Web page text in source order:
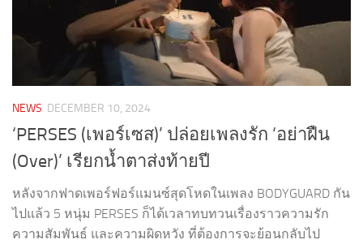
NEWS DECEMBER 10, 2024
‘PERSES (เพอร์เซส)’ ปล่อยเพลงรัก ‘อย่าฝืน
(Over)’ เรียกน้ำตาส่งท้ายปี
หลังจากฟาดเพอร์ฟอร์แมนซ์สุดโหดในเพลง BODYGUARD กัน
ไปแล้ว 5 หนุ่ม PERSES ก็ได้เวลาทบทวนเรื่องราวความรัก
ความสัมพันธ์ และความผิดหวัง ที่ต้องการจะย้อนกลับไป